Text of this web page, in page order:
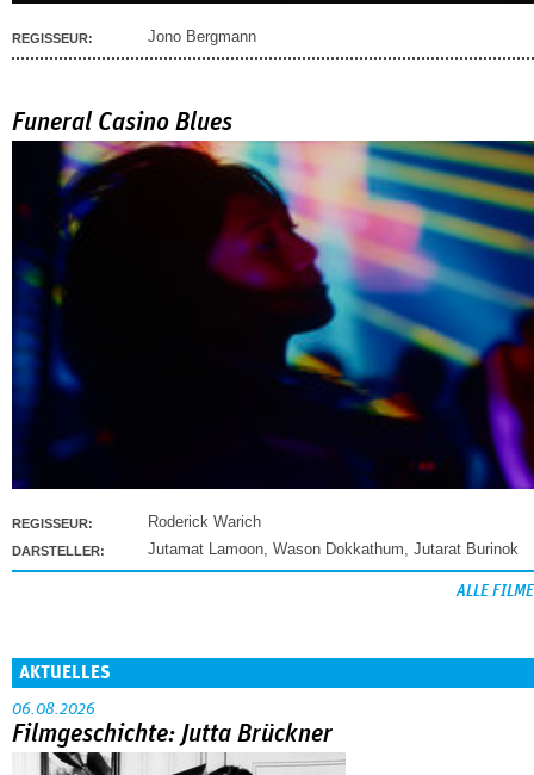
REGISSEUR: Jono Bergmann
Funeral Casino Blues
REGISSEUR: Roderick Warich
DARSTELLER: Jutamat Lamoon Wason Dokkathum Jutarat Burinok
ALLE FILME
AKTUELLES
06.08.2026
Filmgeschichte: Jutta Brückner